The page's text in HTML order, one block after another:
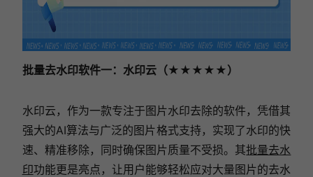
批量去水印软件一：水印云（★★★★★）
水印云，作为一款专注于图片水印去除的软件，凭借其
强大的AI算法与广泛的图片格式支持，实现了水印的快
速、精准移除，同时确保图片质量不受损。其批量去水
印功能更是亮点，让用户能够轻松应对大量图片的去水